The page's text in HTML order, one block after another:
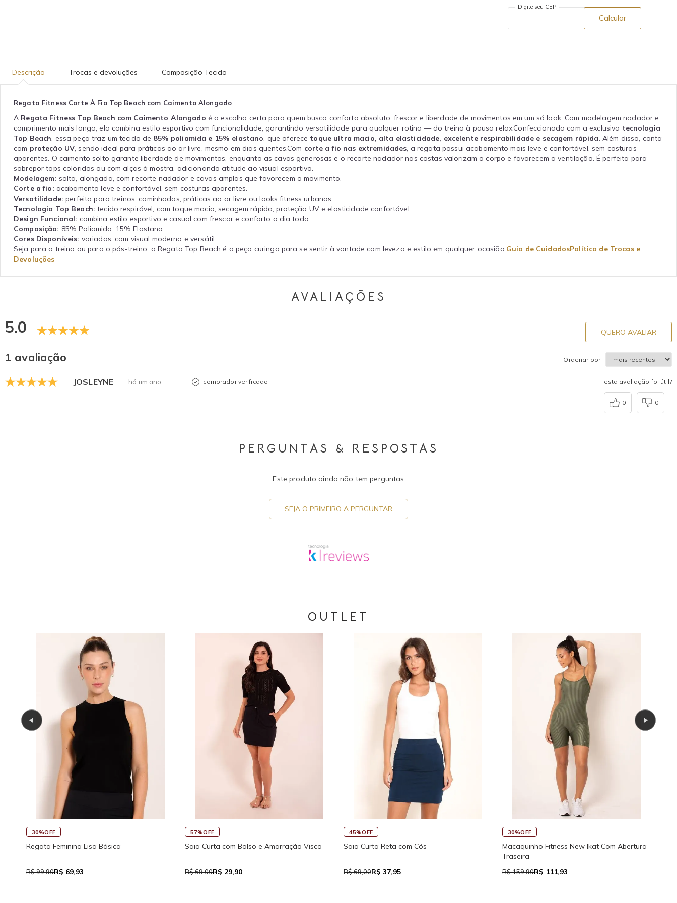
Digite seu CEP
Calcular
Descrição Trocas e devoluções Composição Tecido
Regata Fitness Corte À Fio Top Beach com Caimento Alongado
A Regata Fitness Top Beach com Caimento Alongado é a escolha certa para quem busca conforto absoluto, frescor e liberdade de movimentos em um só look. Com modelagem nadador e
comprimento mais longo, ela combina estilo esportivo com funcionalidade, garantindo versatilidade para qualquer rotina — do treino à pausa relax.Confeccionada com a exclusiva tecnologia
Top Beach , essa peça traz um tecido de 85% poliamida e 15% elastano , que oferece toque ultra macio, alta elasticidade, excelente respirabilidade e secagem rápida . Além disso, conta
com proteção UV , sendo ideal para práticas ao ar livre, mesmo em dias quentes.Com corte a fio nas extremidades , a regata possui acabamento mais leve e confortável, sem costuras
aparentes. O caimento solto garante liberdade de movimentos, enquanto as cavas generosas e o recorte nadador nas costas valorizam o corpo e favorecem a ventilação. É perfeita para
sobrepor tops coloridos ou com alças à mostra, adicionando atitude ao visual esportivo.
Modelagem: solta, alongada, com recorte nadador e cavas amplas que favorecem o movimento.
Corte a fio: acabamento leve e confortável, sem costuras aparentes.
Versatilidade: perfeita para treinos, caminhadas, práticas ao ar livre ou looks fitness urbanos.
Tecnologia Top Beach: tecido respirável, com toque macio, secagem rápida, proteção UV e elasticidade confortável.
Design Funcional: combina estilo esportivo e casual com frescor e conforto o dia todo.
Composição: 85% Poliamida, 15% Elastano.
Cores Disponíveis: variadas, com visual moderno e versátil.
Seja para o treino ou para o pós-treino, a Regata Top Beach é a peça curinga para se sentir à vontade com leveza e estilo em qualquer ocasião. Guia de CuidadosPolítica de Trocas e
Devoluções
AVALIAÇÕES
5.0 QUERO AVALIAR
1 avaliação Ordenar por
JOSLEYNE há um ano comprador verificado esta avaliação foi útil?
0 0
PERGUNTAS & RESPOSTAS
Este produto ainda não tem perguntas
SEJA O PRIMEIRO A PERGUNTAR
OUTLET
30%OFF
Regata Feminina Lisa Básica
R$ 99,90R$ 69,93
57%OFF
Saia Curta com Bolso e Amarração Visco
R$ 69,00R$ 29,90
45%OFF
Saia Curta Reta com Cós
R$ 69,00R$ 37,95
30%OFF
Macaquinho Fitness New Ikat Com Abertura
Traseira
R$ 159,90R$ 111,93